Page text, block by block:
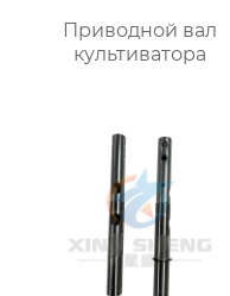
Приводной вал
культиватора